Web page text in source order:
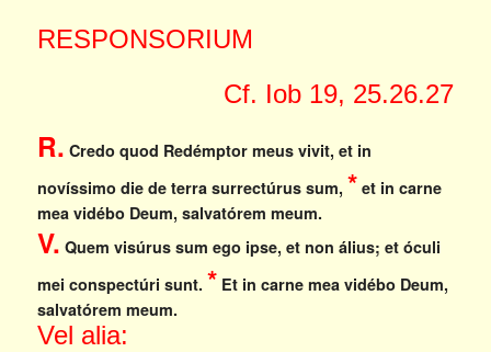
RESPONSORIUM
Cf. Iob 19, 25.26.27
R. Credo quod Redémptor meus vivit, et in
novíssimo die de terra surrectúrus sum, * et in carne
mea vidébo Deum, salvatórem meum.
V. Quem visúrus sum ego ipse, et non álius; et óculi
mei conspectúri sunt. * Et in carne mea vidébo Deum,
salvatórem meum.
Vel alia: